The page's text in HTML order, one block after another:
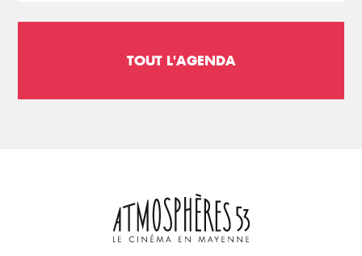
TOUT L'AGENDA